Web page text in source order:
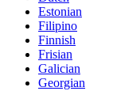
Estonian
Filipino
Finnish
Frisian
Galician
Georgian